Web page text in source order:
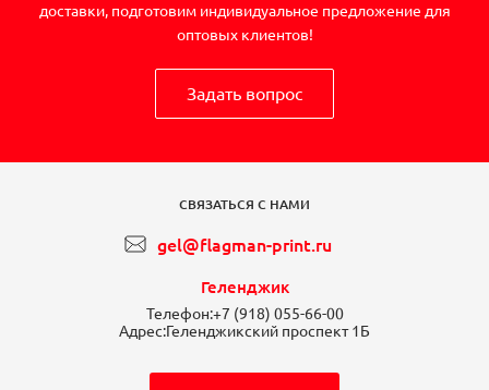
доставки, подготовим индивидуальное предложение для
оптовых клиентов!
Задать вопрос
СВЯЗАТЬСЯ С НАМИ
gel@flagman-print.ru
Геленджик
Телефон:+7 (918) 055-66-00
Адрес:Геленджикский проспект 1Б